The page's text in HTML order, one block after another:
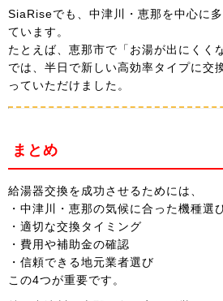
SiaRiseでも、中津川・恵那を中心に
ています。
たとえば、恵那市で「お湯が出にくく
では、半日で新しい高効率タイプに交
っていただけました。
まとめ
給湯器交換を成功させるためには、
・中津川・恵那の気候に合った機種選
・適切な交換タイミング
・費用や補助金の確認
・信頼できる地元業者選び
この4つが重要です。